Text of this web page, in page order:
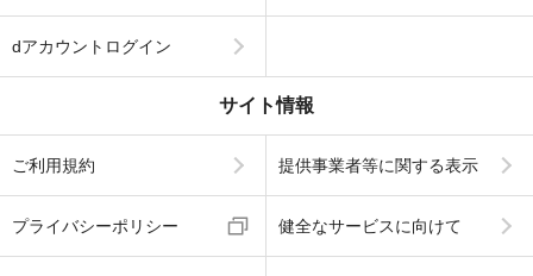
dアカウントログイン
サイト情報
ご利用規約 提供事業者等に関する表示
プライバシーポリシー 健全なサービスに向けて